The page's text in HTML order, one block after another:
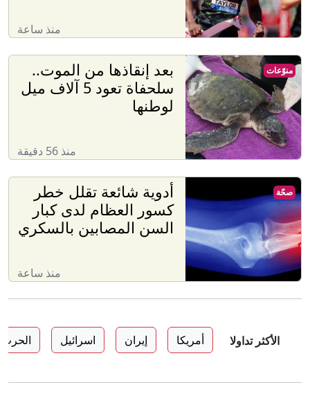
منذ ساعة
بعد إنقاذها من الموت..
سلحفاة تعود 5 آلاف ميل
لوطنها
منذ 56 دقيقة
منوّعات
أدوية شائعة تقلل خطر
كسور العظام لدى كبار
السن المصابين بالسكري
منذ ساعة
صحّة
الأكثر تداولا أمريكا إيران اسرائيل